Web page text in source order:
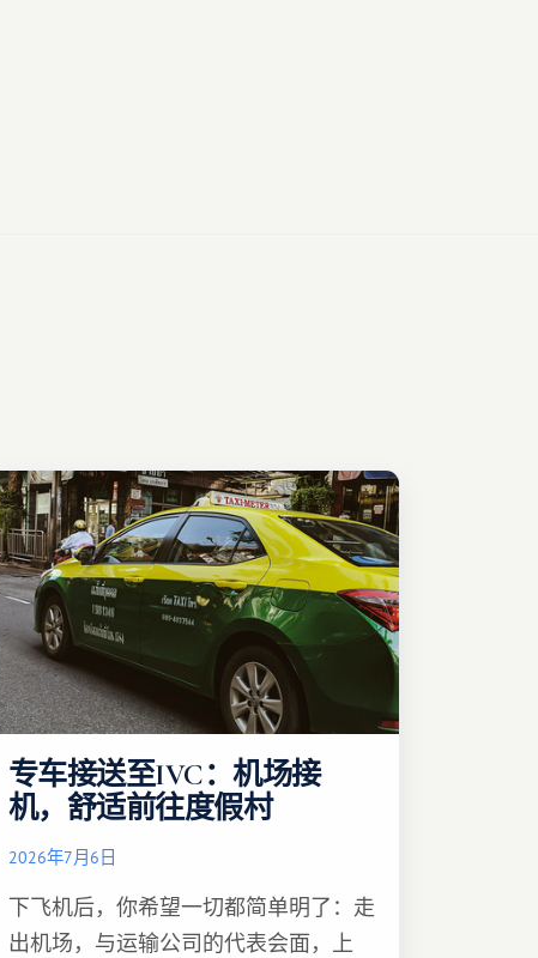
专车接送至IVC：机场接
机，舒适前往度假村
2026年7月6日
下飞机后，你希望一切都简单明了：走
出机场，与运输公司的代表会面，上